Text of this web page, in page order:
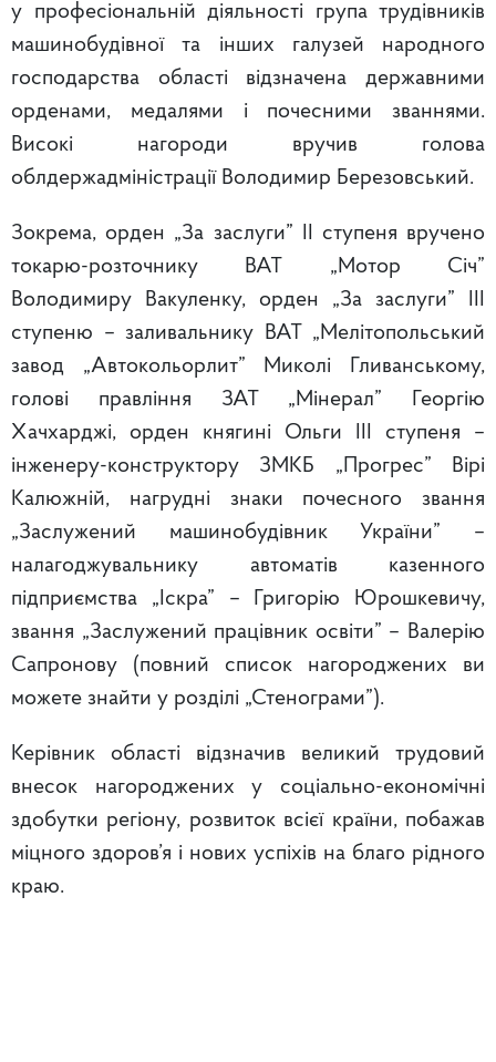
у професіональній діяльності група трудівників
машинобудівної та інших галузей народного
господарства області відзначена державними
орденами, медалями і почесними званнями.
Високі нагороди вручив голова
облдержадміністрації Володимир Березовський.
Зокрема, орден „За заслуги” ІІ ступеня вручено
токарю-розточнику ВАТ „Мотор Січ”
Володимиру Вакуленку, орден „За заслуги” ІІІ
ступеню – заливальнику ВАТ „Мелітопольський
завод „Автокольорлит” Миколі Гливанському,
голові правління ЗАТ „Мінерал” Георгію
Хачхарджі, орден княгині Ольги ІІІ ступеня –
інженеру-конструктору ЗМКБ „Прогрес” Вірі
Калюжній, нагрудні знаки почесного звання
„Заслужений машинобудівник України” –
налагоджувальнику автоматів казенного
підприємства „Іскра” – Григорію Юрошкевичу,
звання „Заслужений працівник освіти” – Валерію
Сапронову (повний список нагороджених ви
можете знайти у розділі „Стенограми”).
Керівник області відзначив великий трудовий
внесок нагороджених у соціально-економічні
здобутки регіону, розвиток всієї країни, побажав
міцного здоров’я і нових успіхів на благо рідного
краю.